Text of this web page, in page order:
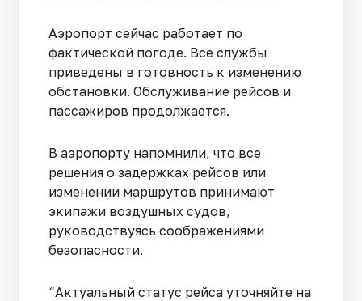
Аэропорт сейчас работает по
фактической погоде. Все службы
приведены в готовность к изменению
обстановки. Обслуживание рейсов и
пассажиров продолжается.
В аэропорту напомнили, что все
решения о задержках рейсов или
изменении маршрутов принимают
экипажи воздушных судов,
руководствуясь соображениями
безопасности.
“Актуальный статус рейса уточняйте на